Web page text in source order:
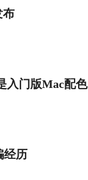
布
入门版Mac配色
经历